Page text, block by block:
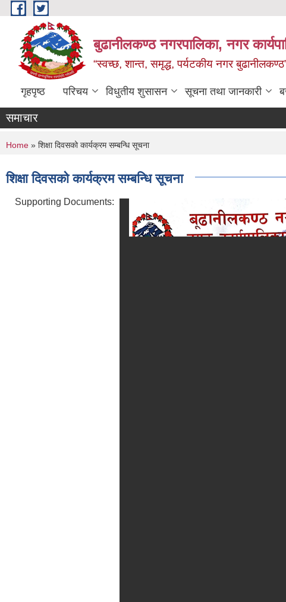
Skip to main content
बुढानीलकण्ठ नगरपालिका, नगर
“स्वच्छ, शान्त, समृद्ध, पर्यटकीय नगर
गृहपृष्ठ परिचय विधुतीय शुसासन सूचना तथा जानकारी
समाचार
You are here
Home » शिक्षा दिवसको कार्यक्रम सम्बन्धि सूचना
शिक्षा दिवसको कार्यक्रम सम्बन्धि सूचना
Supporting Documents: